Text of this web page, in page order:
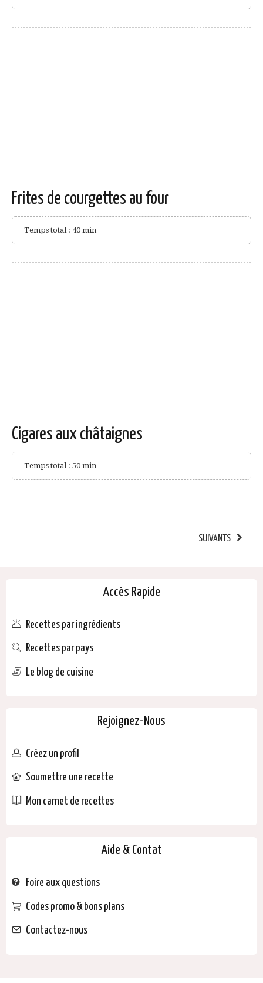
Frites de courgettes au four
Temps total : 40 min
Cigares aux châtaignes
Temps total : 50 min
SUIVANTS
Accès Rapide
Recettes par ingrédients
Recettes par pays
Le blog de cuisine
Rejoignez-Nous
Créez un profil
Soumettre une recette
Mon carnet de recettes
Aide & Contat
Foire aux questions
Codes promo & bons plans
Contactez-nous